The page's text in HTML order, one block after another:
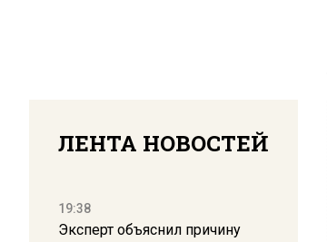
ЛЕНТА НОВОСТЕЙ
19:38
Эксперт объяснил причину